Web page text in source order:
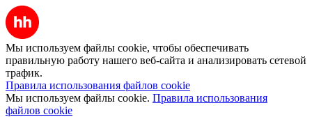
Мы используем файлы cookie, чтобы обеспечивать
правильную работу нашего веб-сайта и анализировать сетевой
трафик.
Правила использования файлов cookie
Мы используем файлы cookie. Правила использования
файлов cookie